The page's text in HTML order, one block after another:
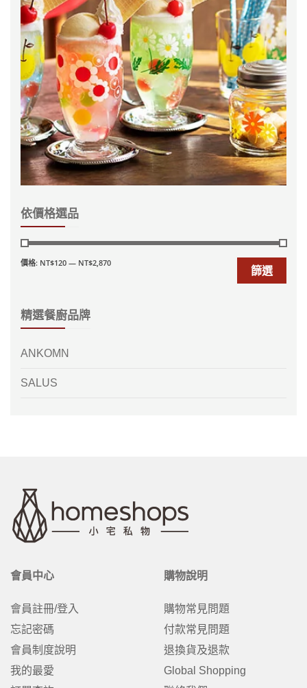
依價格選品
篩選
價格: NT$120 — NT$2,870
精選餐廚品牌
ANKOMN
SALUS
會員中心
會員註冊/登入
忘記密碼
會員制度說明
我的最愛
購物說明
購物常見問題
付款常見問題
退換貨及退款
Global Shopping